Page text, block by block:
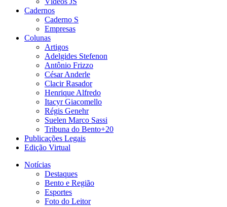
Cadernos
Caderno S
Empresas
Colunas
Artigos
Adelgides Stefenon
Antônio Frizzo
César Anderle
Clacir Rasador
Henrique Alfredo
Itacyr Giacomello
Régis Genehr
Suelen Marco Sassi
Tribuna do Bento+20
Publicações Legais
Edição Virtual
Notícias
Destaques
Bento e Região
Esportes
Foto do Leitor